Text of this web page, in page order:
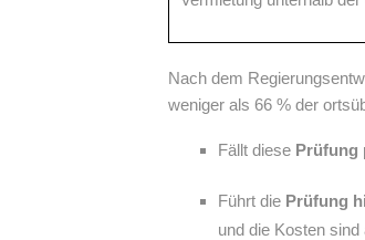
Nach dem
weniger als 66 % der
Fällt diese Prüfung
Führt die Prüfung
und die Kosten sind